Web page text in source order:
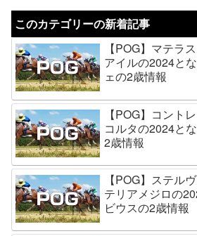
このカテゴリーの新着記事
【POG】マテラ
アイルの2024と
ェの2歳情報
【POG】コント
コルタの2024と
2歳情報
【POG】ステル
テリアメジロの
ビウスの2歳情報